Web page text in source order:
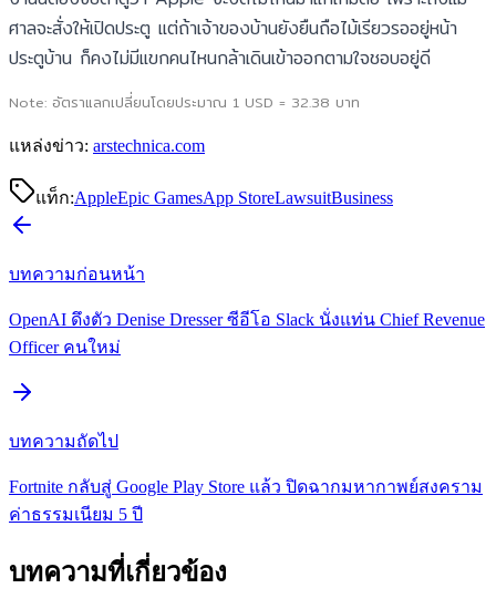
ศาลจะสั่งให้เปิดประตู แต่ถ้าเจ้าของบ้านยังยืนถือไม้เรียวรออยู่หน้า
ประตูบ้าน ก็คงไม่มีแขกคนไหนกล้าเดินเข้าออกตามใจชอบอยู่ดี
Note: อัตราแลกเปลี่ยนโดยประมาณ 1 USD = 32.38 บาท
แหล่งข่าว: arstechnica.com
แท็ก:AppleEpic GamesApp StoreLawsuitBusiness
บทความก่อนหน้า
OpenAI ดึงตัว Denise Dresser ซีอีโอ Slack นั่งแท่น Chief Revenue
Officer คนใหม่
บทความถัดไป
Fortnite กลับสู่ Google Play Store แล้ว ปิดฉากมหากาพย์สงคราม
ค่าธรรมเนียม 5 ปี
บทความที่เกี่ยวข้อง